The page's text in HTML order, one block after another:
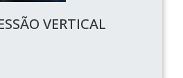
VERTICAL